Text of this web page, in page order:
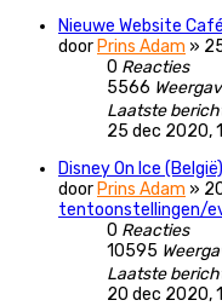
Nieuwe Website
door Prins Adam »
0 Reacties
5566
Laatste
25 dec 2020,
Disney On Ice
door Prins Adam »
tentoonstellingen/
0 Reacties
10595
Laatste
20 dec 2020,